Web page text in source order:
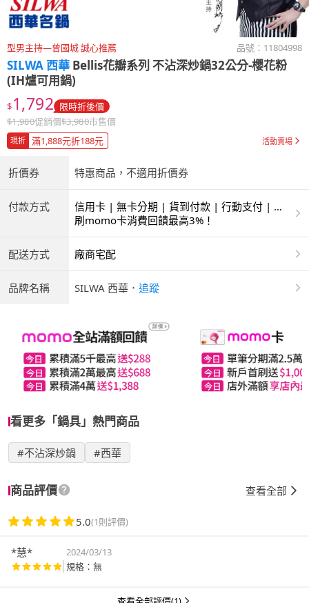
型男主持—曾國城 誠心推薦 品號： 11804998
SILWA 西華 Bellis花瓣系列 不沾深炒鍋32公分-櫻花粉
(IH爐可用鍋)
$1,792 限時折後價
$1,980促銷價$3,980市售價
現折 滿1,888元折188元 活動賣場
折價券 特惠商品，不適用折價券
付款方式
信用卡 | 無卡分期 | 貨到付款 | 行動支付 | 超
商付款 | ATM | 銀聯卡
刷momo卡消費回饋最高3%！
配送方式 廠商宅配
品牌名稱 SILWA 西華 ． 追蹤
看更多「鍋具」熱門商品
#不沾深炒鍋 #西華
商品評價 查看全部
5.0(1則評價)
*慧*
2024/03/13
規格：無